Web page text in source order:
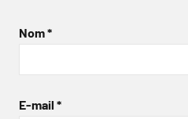
Nom*
E-mail *